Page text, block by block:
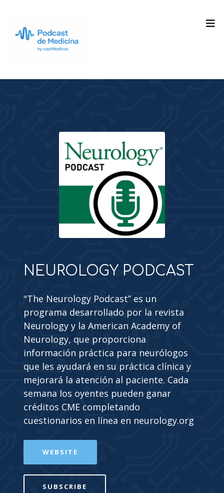
NEUROLOGY PODCAST
"The Neurology Podcast” es un
programa desarrollado por la revista
Neurology y la American Academy of
Neurology, que proporciona
información práctica para neurólogos
que les ayudará en su práctica clínica y
mejorará la atención al paciente. Cada
semana los oyentes pueden ganar
créditos CME completando
cuestionarios en línea en neurology.org
WEBSITE
SUBSCRIBE